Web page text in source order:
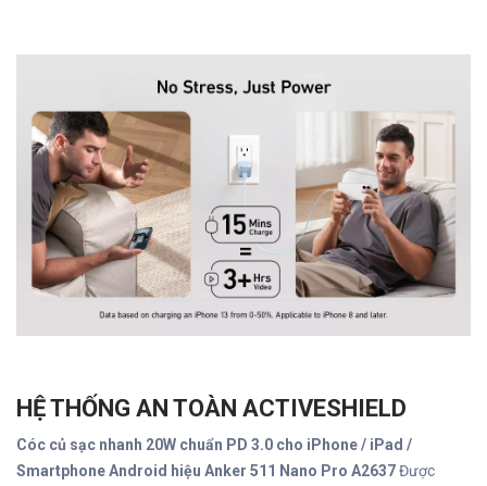
HỆ THỐNG AN TOÀN ACTIVESHIELD
Cóc củ sạc nhanh 20W chuẩn PD 3.0 cho iPhone / iPad /
Smartphone Android hiệu Anker 511 Nano Pro A2637Được